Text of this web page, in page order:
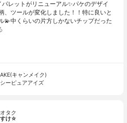
レットがリニューアル✨パケのデザイ
、ツールが変化しました！！特に良いと
💫中くらいの片方しかないチップだった
キャンメイク)
ーピュアアイズ
タク
け☆